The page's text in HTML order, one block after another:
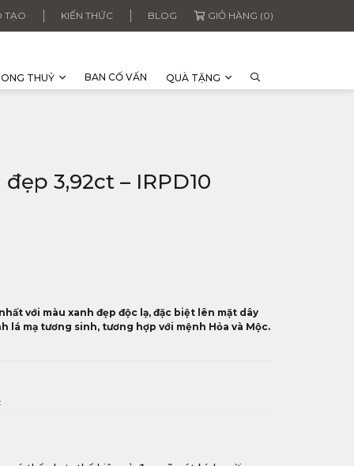
TẠO KIẾN THỨC BLOG GIỎ HÀNG (0)
THUỶ BAN CỐ VẤN QUÀ TẶNG
3,92ct – IRPD10
với màu xanh đẹp độc lạ, đặc biệt lên mặt dây
lá mạ tương sinh, tương hợp với mệnh Hỏa và Mộc.